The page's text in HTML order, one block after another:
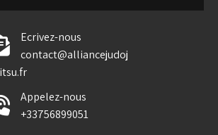
Judo Jiu-jitsu
Ecrivez-nous
contact@alliancejudoj
Appelez-nous
+33756899051